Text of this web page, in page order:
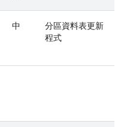
中
分區資料表更新
程式